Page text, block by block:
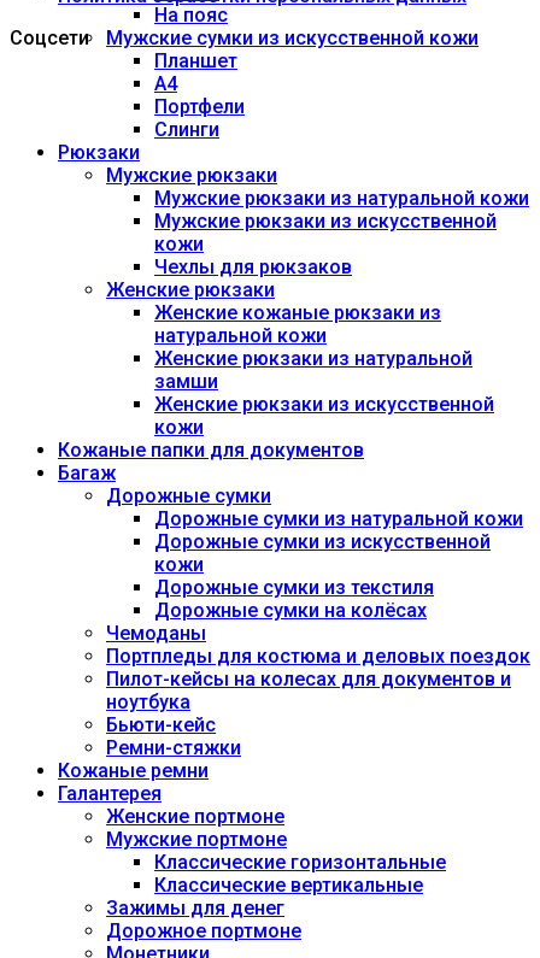
На пояс
Мужские сумки из искусственной кожи
Планшет
А4
Портфели
Слинги
Рюкзаки
Мужские рюкзаки
Мужские рюкзаки из натуральной кожи
Мужские рюкзаки из искусственной
кожи
Чехлы для рюкзаков
Женские рюкзаки
Женские кожаные рюкзаки из
натуральной кожи
Женские рюкзаки из натуральной
замши
Женские рюкзаки из искусственной
кожи
Кожаные папки для документов
Багаж
Дорожные сумки
Дорожные сумки из натуральной кожи
Дорожные сумки из искусственной
кожи
Дорожные сумки из текстиля
Дорожные сумки на колёсах
Чемоданы
Портпледы для костюма и деловых поездок
Пилот-кейсы на колесах для документов и
ноутбука
Бьюти-кейс
Ремни-стяжки
Кожаные ремни
Галантерея
Женские портмоне
Мужские портмоне
Классические горизонтальные
Классические вертикальные
Зажимы для денег
Дорожное портмоне
Соцсети